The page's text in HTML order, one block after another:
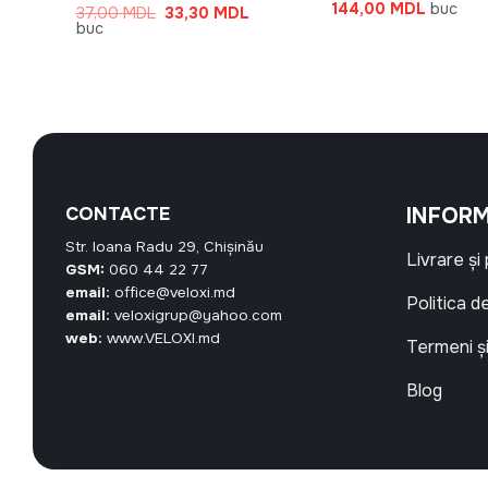
37,00MDL Prețul
inițial
33,30 MDL
buc
Prețul
inițial
144,00 MDL Prețul
buc
CONTACTE
Str. Ioana Radu 29, Chișinău
GSM: 060 44 22 77
email: office@veloxi.md
email: veloxigrup@yahoo.com
web: www.VELOXI.md
Livrare și
Politica
Termeni
Blog